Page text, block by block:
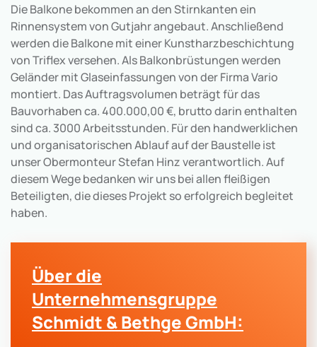
Die Balkone bekommen an den Stirnkanten ein
Rinnensystem von Gutjahr angebaut. Anschließend
werden die Balkone mit einer Kunstharzbeschichtung
von Triflex versehen. Als Balkonbrüstungen werden
Geländer mit Glaseinfassungen von der Firma Vario
montiert. Das Auftragsvolumen beträgt für das
Bauvorhaben ca. 400.000,00 €, brutto darin enthalten
sind ca. 3000 Arbeitsstunden. Für den handwerklichen
und organisatorischen Ablauf auf der Baustelle ist
unser Obermonteur Stefan Hinz verantwortlich. Auf
diesem Wege bedanken wir uns bei allen fleißigen
Beteiligten, die dieses Projekt so erfolgreich begleitet
haben.
Über die
Unternehmensgruppe
Schmidt & Bethge GmbH: